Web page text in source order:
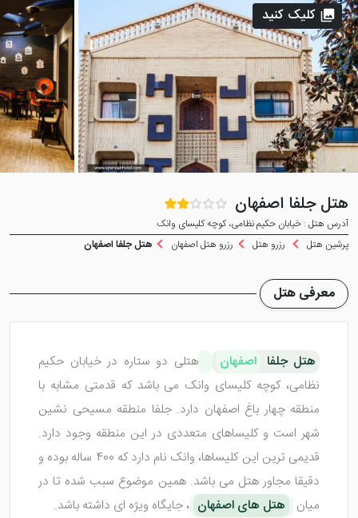
هتل جلفا اصفهان
آدرس هتل : خیابان حکیم نظامی، کوچه کلیسای وانک
پرشین هتل
رزرو هتل رزرو هتل اصفهان هتل جلفا اصفهان
کلیک کنید
معرفی هتل
هتل جلفا اصفهان
هتلی دو ستاره در خیابان حکیم
نظامی، کوچه کلیسای وانک می باشد که قدمتی مشابه با
منطقه چهار باغ اصفهان دارد. جلفا منطقه مسیحی نشین
شهر است و کلیساهای متعددی در این منطقه وجود دارد.
قدیمی ترین این کلیساها، وانک نام دارد که 400 ساله بوده و
دقیقا مجاور هتل می باشد. همین موضوع سبب شده تا در
میان
هتل های اصفهان ، جایگاه ویژه ای داشته باشد.